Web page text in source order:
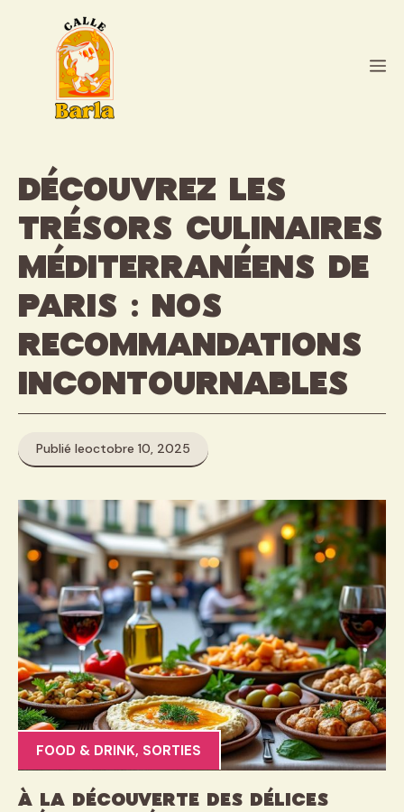
Découvrez les
trésors culinaires
méditerranéens de
Paris : nos
recommandations
incontournables
Publié leoctobre 10, 2025
FOOD & DRINK, SORTIES
À La Découverte Des Délices